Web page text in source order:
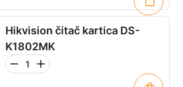
Hikvision čitač kartica DS-
K1802MK